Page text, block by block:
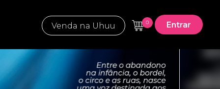
Venda na Uhuu 0 Entrar